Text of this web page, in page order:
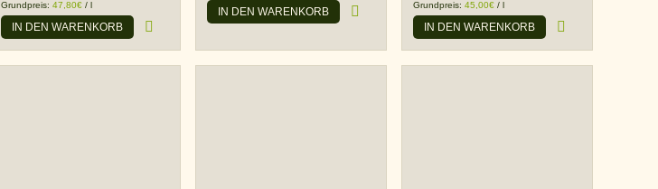
Grundpreis: 47,80€ / l
IN DEN WARENKORB
IN DEN WARENKORB
Grundpreis: 45,00€ / l
IN DEN WARENKORB